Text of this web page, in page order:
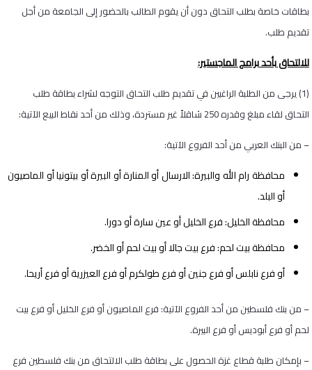
بطاقات خاصة بطلب التحاق دون أن يقوم الطالب بالحضور إلى الجامعة من أجل
تقديم طلب.
للالتحاق بأحد برامج الماجستير:
(1) يرجى من الطلبة الراغبين في تقديم طلب التحاق التوجه لشراء بطاقة طلب
التحاق لقاء مبلغ وقدره 250 شاقلاً غير مستردة، وذلك من أحد نقاط البيع الآتية:
– من البنك العربي من أحد الفروع الآتية:
محافظة رام الله والبيرة: الارسال أو المنارة أو البيرة أو بيتونيا أو الماصيون
أو البلد.
محافظة الخليل: فرع الخليل أو عين سارة أو دورا.
محافظة بيت لحم: فرع بيت جالا أو بيت لحم أو الخضر.
أو فرع نابلس أو فرع جنين أو فرع طولكرم أو فرع العيزرية أو فرع أريحا.
– من بنك فلسطين من أحد الفروع الآتية: فرع الماصيون أو فرع الخليل أو فرع بيت
لحم أو فرع أبوديس أو فرع البيرة.
– بإمكان طلبة قطاع غزة الحصول على بطاقة طلب الالتحاق من بنك فلسطين فرع